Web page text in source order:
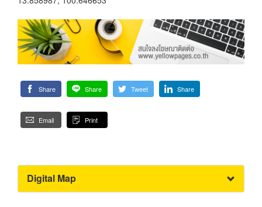
Share Share Tweet Share
Email Print
Digital Map